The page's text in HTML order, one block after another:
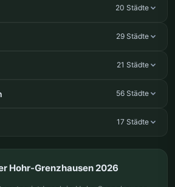
20 Städte
29 Städte
21 Städte
56 Städte
17 Städte
Hohr-Grenzhausen 2026